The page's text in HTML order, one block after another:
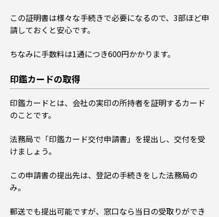
この証明書は様々な手続きで必要になるので、3部ほど申
請しておくと安心です。
ちなみに手数料は1通につき600円かかります。
印鑑カードの取得
印鑑カードとは、会社の実印の所持者を証明するカード
のことです。
法務局で「印鑑カード交付申請書」を提出し、交付を受
けましょう。
この申請書の提出先は、登記の手続きをした法務局の
み。
郵送でも提出可能ですが、窓口なら当日の受取りができ